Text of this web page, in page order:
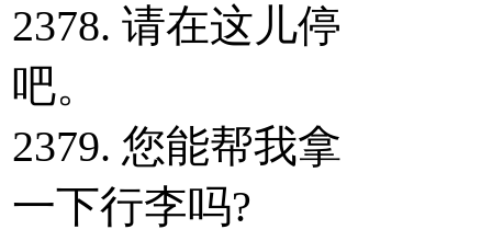
2378. 请在这儿停
吧。
2379. 您能帮我拿
一下行李吗?